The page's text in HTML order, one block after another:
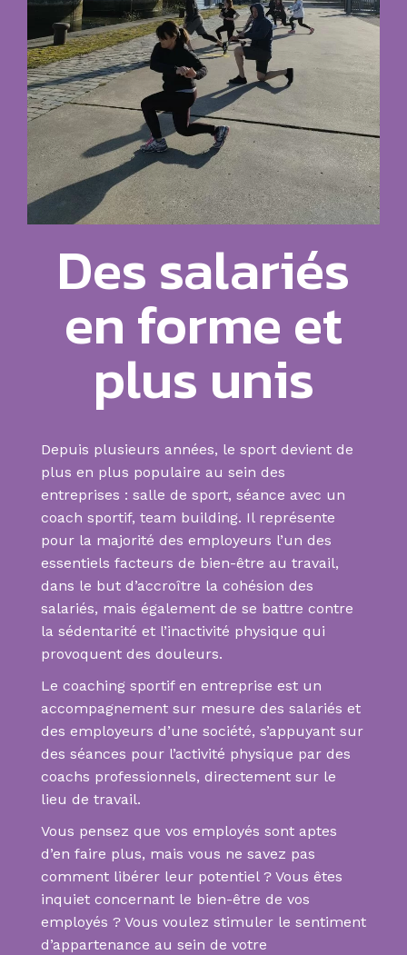
Des salariés
en forme et
plus unis​
Depuis plusieurs années, le sport devient de
plus en plus populaire au sein des
entreprises : salle de sport, séance avec un
coach sportif, team building. Il représente
pour la majorité des employeurs l’un des
essentiels facteurs de bien-être au travail,
dans le but d’accroître la cohésion des
salariés, mais également de se battre contre
la sédentarité et l’inactivité physique qui
provoquent des douleurs.
Le coaching sportif en entreprise est un
accompagnement sur mesure des salariés et
des employeurs d’une société, s’appuyant sur
des séances pour l’activité physique par des
coachs professionnels, directement sur le
lieu de travail.
Vous pensez que vos employés sont aptes
d’en faire plus, mais vous ne savez pas
comment libérer leur potentiel ? Vous êtes
inquiet concernant le bien-être de vos
employés ? Vous voulez stimuler le sentiment
d’appartenance au sein de votre